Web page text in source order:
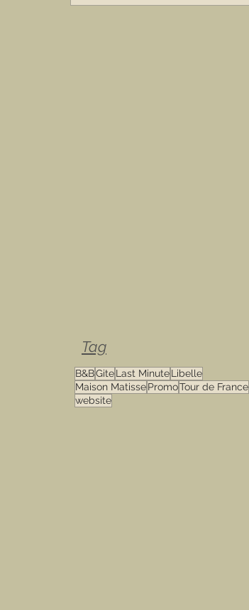
Tag
B&BGiteLast MinuteLibelle
Maison MatissePromoTour de France
website